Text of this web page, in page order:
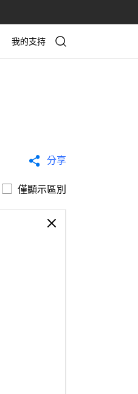
我的支持
分享
僅顯示區別